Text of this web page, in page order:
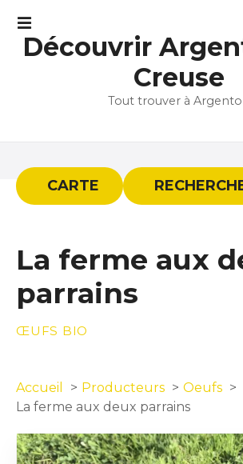
Découvrir
Creuse
Tout trouver à
CARTE
La ferme aux
parrains
ŒUFS BIO
Accueil Producteurs
Oeufs
La ferme aux deux parrains